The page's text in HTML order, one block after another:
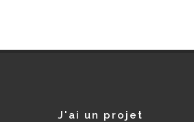
J'ai un projet